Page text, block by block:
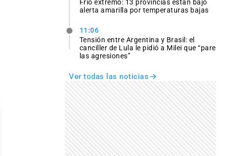
Frío extremo: 13 provincias están bajo
alerta amarilla por temperaturas bajas
11:06
Tensión entre Argentina y Brasil: el
canciller de Lula le pidió a Milei que “pare
las agresiones”
Ver todas las noticias